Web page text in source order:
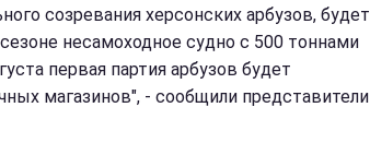
созревания херсонских арбузов, будет
несамоходное судно с 500 тоннами
первая партия арбузов будет
магазинов", - сообщили представители